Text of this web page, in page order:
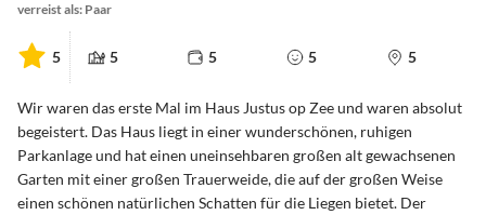
verreist als: Paar
5 5 5 5 5
Wir waren das erste Mal im Haus Justus op Zee und waren absolut
begeistert. Das Haus liegt in einer wunderschönen, ruhigen
Parkanlage und hat einen uneinsehbaren großen alt gewachsenen
Garten mit einer großen Trauerweide, die auf der großen Weise
einen schönen natürlichen Schatten für die Liegen bietet. Der